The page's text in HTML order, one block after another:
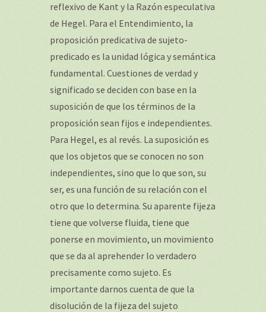
reflexivo de Kant y la Razón especulativa
de Hegel. Para el Entendimiento, la
proposición predicativa de sujeto-
predicado es la unidad lógica y semántica
fundamental. Cuestiones de verdad y
significado se deciden con base en la
suposición de que los términos de la
proposición sean fijos e independientes.
Para Hegel, es al revés. La suposición es
que los objetos que se conocen no son
independientes, sino que lo que son, su
ser, es una función de su relación con el
otro que lo determina. Su aparente fijeza
tiene que volverse fluida, tiene que
ponerse en movimiento, un movimiento
que se da al aprehender lo verdadero
precisamente como sujeto. Es
importante darnos cuenta de que la
disolución de la fijeza del sujeto